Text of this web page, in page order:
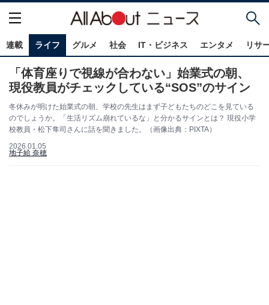
連載 ライフ グルメ 社会 IT・ビジネス エンタメ リサ
「体育座りで視線が合わない」始業式の朝、
現役教員がチェックしている“SOS”のサイン
冬休みが明けた始業式の朝、学校の先生はまず子どもたちのどこを見ている
のでしょうか。「生活リズム崩れているな」と分かるサインとは？ 現役小学
校教員・松下隼司さんに話を聞きました。（画像出典：PIXTA）
2026.01.05
地子給 奈穂